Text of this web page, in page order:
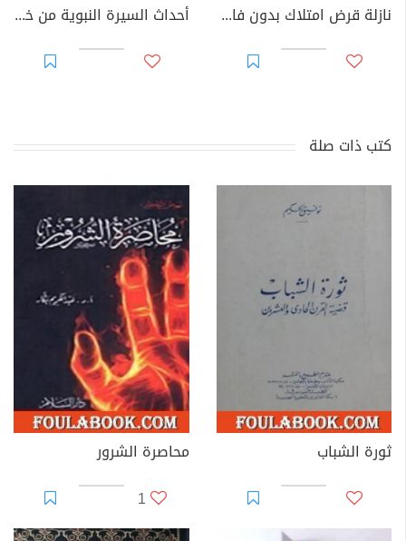
نازلة قرض امتلاك بدون فائدة لأسرة التعليم المدعوم بالمغرب أحداث السيرة النبوية من خلال سورة التوبة
كتب ذات صلة
ثورة الشباب
محاصرة الشرور
1